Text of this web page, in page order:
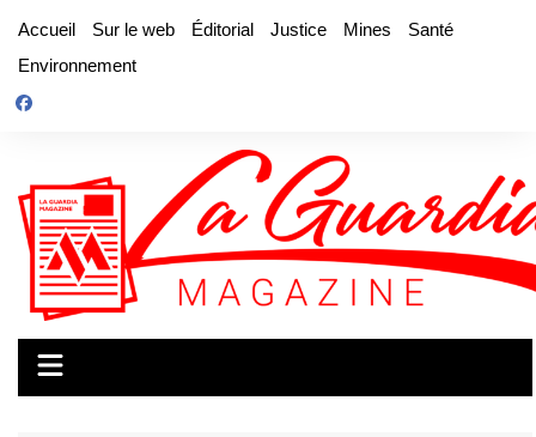
contenu
Accueil Sur le web Éditorial Justice Mines
Santé
Environnement